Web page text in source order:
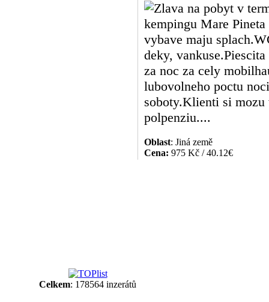
Zlava na pobyt v
kempingu Mare
vybave maju
deky,
za noc za cely
lubovolneho poctu
soboty.Klienti si mozu
polpenziu....
Oblast: Jiná země
Cena: 975 Kč / 40.12€
Celkem: 178564 inzerátů